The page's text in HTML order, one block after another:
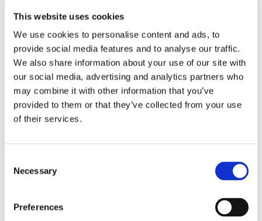
This website uses cookies
We use cookies to personalise content and ads, to
provide social media features and to analyse our traffic.
We also share information about your use of our site with
our social media, advertising and analytics partners who
may combine it with other information that you’ve
provided to them or that they’ve collected from your use
of their services.
Selection
Necessary
Preferences
Fornero: per gli
statali c'è ancora
l'art. 18
Con la sentenza n. 11868/2016 la Cassazione ha
dello Statuto dei Lavoratori fino a un intervento
normativo di armonizzazione
Ettore Salvatore